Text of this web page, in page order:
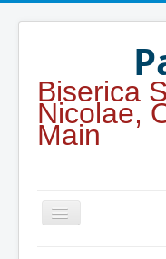
Biserica
Nicolae,
Main